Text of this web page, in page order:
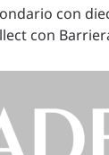
con
con